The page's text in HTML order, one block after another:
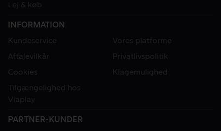
Lej & køb
INFORMATION
Kundeservice
Vores platforme
Aftalevilkår
Privatlivspolitik
Cookies
Klagemulighed
Tilgængelighed hos
Viaplay
PARTNER-KUNDER